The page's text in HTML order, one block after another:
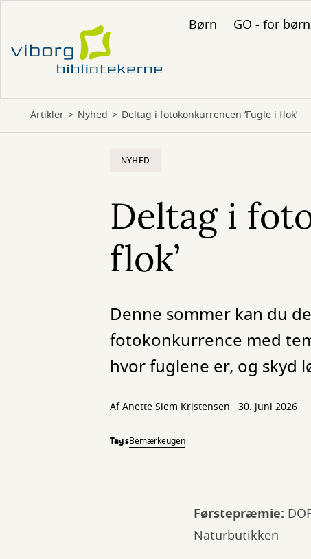
Børn GO - for børn
Artikler Nyhed Deltag i fotokonkurrencen ’Fugle i flok’
NYHED
Deltag i
flok’
Denne sommer kan du
fotokonkurrence med
hvor fuglene er, og skyd
AfAnette Siem Kristensen 30. juni 2026
TagsBemærkeugen
Førstepræmie:
Naturbutikken